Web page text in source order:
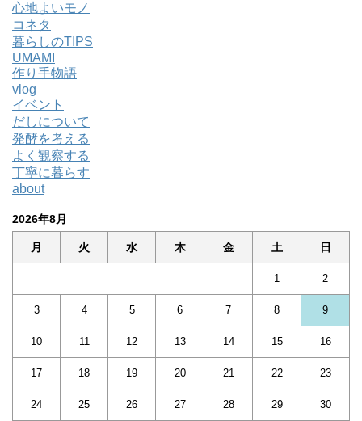
心地よいモノ
コネタ
暮らしのTIPS
UMAMI
作り手物語
vlog
イベント
だしについて
発酵を考える
よく観察する
丁寧に暮らす
about
2026年8月
月 火 水 木 金 土 日
1 2
3 4 5 6 7 8 9
10 11 12 13 14 15 16
17 18 19 20 21 22 23
24 25 26 27 28 29 30